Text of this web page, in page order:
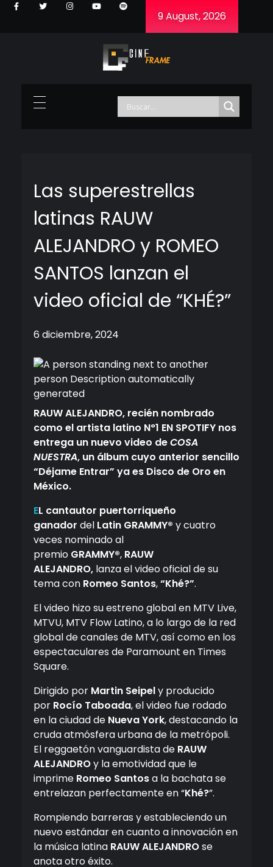
9 August, 2026
Las superestrellas
latinas RAUW
ALEJANDRO y ROMEO
SANTOS lanzan el
video oficial de “KHÉ?”
6 diciembre, 2024
RAUW ALEJANDRO, recién nombrado
como el artista latino N°1 EN SPOTIFY nos
entrega un nuevo video deCOSA
NUESTRA, un álbum cuyo anterior sencillo
“Déjame Entrar” ya es Disco de Oro en
México.
EL cantautor puertorriqueño
ganador del Latin GRAMMY® y cuatro
veces nominado al
premio GRAMMY®, RAUW
ALEJANDRO, lanza el video oficial de su
tema con Romeo Santos,“Khé?”.
El video hizo su estreno global en MTV Live,
MTVU, MTV Flow Latino, a lo largo de la red
global de canales de MTV, así como en los
espectaculares de Paramount en Times
Square.
Dirigido por Martin Seipely producido
por Rocío Taboada, el video fue rodado
en la ciudad de Nueva York, destacando la
cruda atmósfera urbana de la metrópoli.
El reggaetón vanguardista de RAUW
ALEJANDROy la emotividad que le
imprime Romeo Santosa la bachata se
entrelazan perfectamente en “Khé?”.
Rompiendo barreras y estableciendo un
nuevo estándar en cuanto a innovación en
la música latina RAUW ALEJANDROse
anota otro éxito.